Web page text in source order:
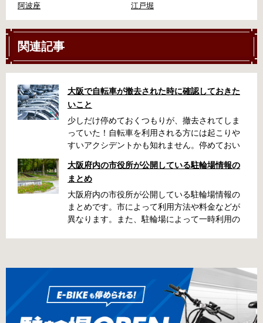
阿波座
江戸堀
関連記事
大阪で自転車が撤去された時に確認しておきた
いこと
少しだけ停めておくつもりが、撤去されてしま
っていた！自転車を利用される方には起こりや
すいアクシデントかも知れません。停めておい
い、なんてことになってしまうかも知れませ
ん。そんな時に役立つ情報をまとめました。事
前に確認しておきましょう。 守口市で撤去され
た場合 放置自転車大日保管所 住所 守口市大日
町4丁目281の3番地 電話 06-6902-2340（業務
還料 2,500円 自転車の鍵 身分証明証 守口市HP
はこちら 堺市で撤去された場合 三国ヶ丘自転車
保管返還所 住所 堺区向陵東町1丁12-15 電話 三
国ヶ丘自転車保管返還所 最寄駅 南海高野線百舌
鳥八幡駅東出口 徒歩5分 返還の際に必要な書
大阪府内の市役所が公開している駐輪場情報の
まとめ
大阪府内の市役所が公開している駐輪場情報の
まとめです。市によって利用方法や料金などが
異なります。また、駐輪場によって一時利用の
自転車駐輪場 利用方法 利用登録申請書の提出
利用登録申請書を窓口に提出ではなく、Web上
での利用登録になります。 利用料金 登録手数料
不要です。 定期利用料金 西三荘駅駐輪センター
屋根あり 一般：2,100円／月 屋根あり 障害者：